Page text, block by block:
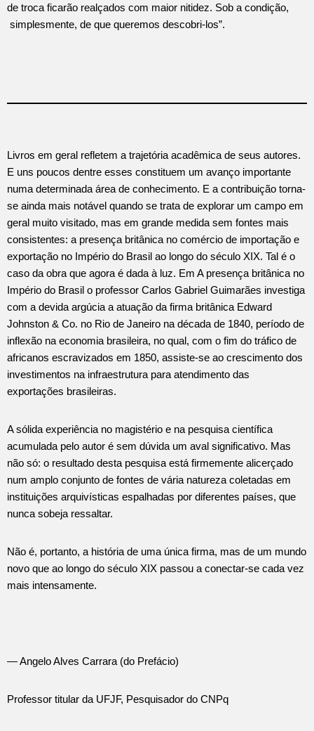
de troca ficarão realçados com maior nitidez. Sob a condição,
simplesmente, de que queremos descobri-los”.
Livros em geral refletem a trajetória acadêmica de seus autores.
E uns poucos dentre esses constituem um avanço importante
numa determinada área de conhecimento. E a contribuição torna-
se ainda mais notável quando se trata de explorar um campo em
geral muito visitado, mas em grande medida sem fontes mais
consistentes: a presença britânica no comércio de importação e
exportação no Império do Brasil ao longo do século XIX. Tal é o
caso da obra que agora é dada à luz. Em A presença britânica no
Império do Brasil o professor Carlos Gabriel Guimarães investiga
com a devida argúcia a atuação da firma britânica Edward
Johnston & Co. no Rio de Janeiro na década de 1840, período de
inflexão na economia brasileira, no qual, com o fim do tráfico de
africanos escravizados em 1850, assiste-se ao crescimento dos
investimentos na infraestrutura para atendimento das
exportações brasileiras.
A sólida experiência no magistério e na pesquisa científica
acumulada pelo autor é sem dúvida um aval significativo. Mas
não só: o resultado desta pesquisa está firmemente alicerçado
num amplo conjunto de fontes de vária natureza coletadas em
instituições arquivísticas espalhadas por diferentes países, que
nunca sobeja ressaltar.
Não é, portanto, a história de uma única firma, mas de um mundo
novo que ao longo do século XIX passou a conectar-se cada vez
mais intensamente.
— Angelo Alves Carrara (do Prefácio)
Professor titular da UFJF, Pesquisador do CNPq